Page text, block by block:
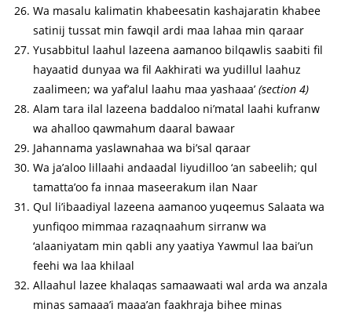
Wa masalu kalimatin khabeesatin kashajaratin khabee
satinij tussat min fawqil ardi maa lahaa min qaraar
Yusabbitul laahul lazeena aamanoo bilqawlis saabiti fil
hayaatid dunyaa wa fil Aakhirati wa yudillul laahuz
zaalimeen; wa yaf’alul laahu maa yashaaa’(section 4)
Alam tara ilal lazeena baddaloo ni’matal laahi kufranw
wa ahalloo qawmahum daaral bawaar
Jahannama yaslawnahaa wa bi’sal qaraar
Wa ja’aloo lillaahi andaadal liyudilloo ‘an sabeelih; qul
tamatta’oo fa innaa maseerakum ilan Naar
Qul li’ibaadiyal lazeena aamanoo yuqeemus Salaata wa
yunfiqoo mimmaa razaqnaahum sirranw wa
‘alaaniyatam min qabli any yaatiya Yawmul laa bai’un
feehi wa laa khilaal
Allaahul lazee khalaqas samaawaati wal arda wa anzala
minas samaaa’i maaa’an faakhraja bihee minas